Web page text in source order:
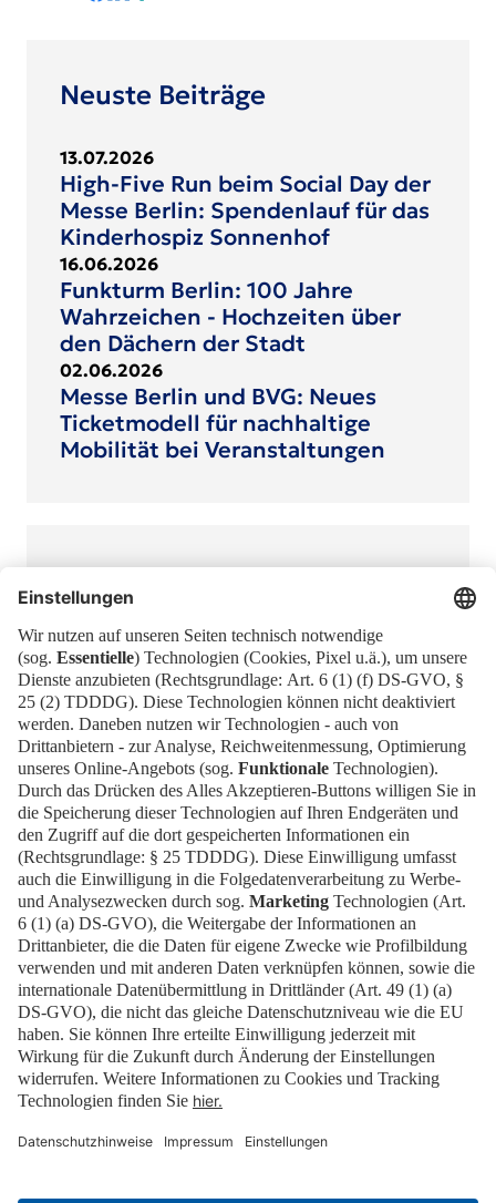
Neuste Beiträge
13.07.2026
High-Five Run beim Social Day der
Messe Berlin: Spendenlauf für das
Kinderhospiz Sonnenhof
16.06.2026
Funkturm Berlin: 100 Jahre
Wahrzeichen - Hochzeiten über
den Dächern der Stadt
02.06.2026
Messe Berlin und BVG: Neues
Ticketmodell für nachhaltige
Mobilität bei Veranstaltungen
Erhalten Sie aktuelle News und
Hintergründe zur Messe Berlin mit unserem
MESSEnger direkt in Ihre Mailbox!
Jetzt anmelden
PresseKarriere
KontaktImpressumDatenschutz
CookiesBarrierefrei
Erklärung zur Barrierefreiheit
NewsletterDownloads